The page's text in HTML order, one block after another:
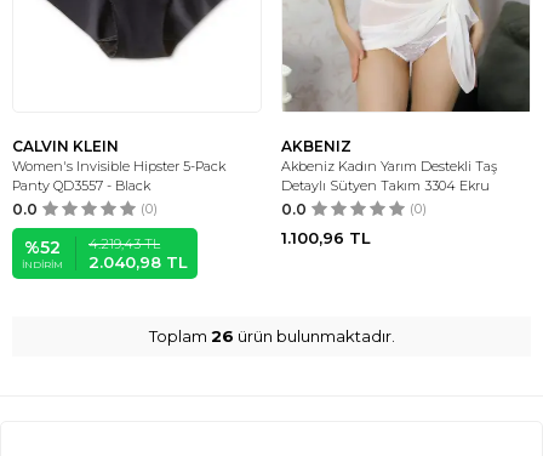
CALVIN KLEIN
Women's Invisible Hipster 5-Pack
Panty QD3557 - Black
0.0 (0)
%52
İNDIRIM
4.219,43TL
2.040,98 TL
AKBENIZ
Akbeniz Kadın Yarım Destekli Taş
Detaylı Sütyen Takım 3304 Ekru
0.0 (0)
1.100,96 TL
Toplam 26 ürün bulunmaktadır.